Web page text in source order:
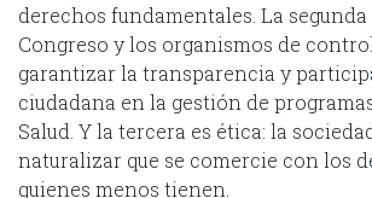
derechos fundamentales. La
Congreso y los organismos de
garantizar la transparencia y
ciudadana en la gestión de
Salud. Y la tercera es ética: la
naturalizar que se comercie con los
quienes menos tienen.